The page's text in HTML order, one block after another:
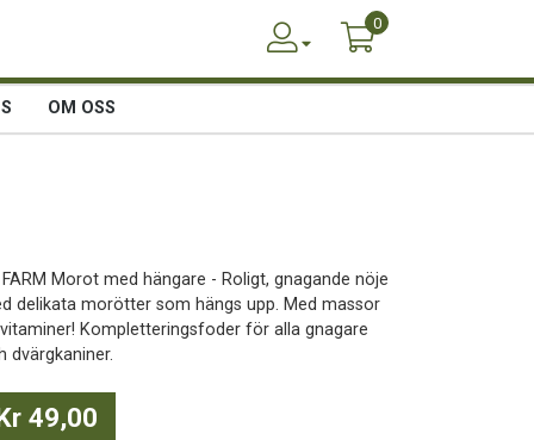
0
OM OSS
Morot med hängare - Roligt, gnagande nöje
delikata morötter som hängs upp. Med massor
Kompletteringsfoder för alla gnagare
dvärgkaniner.
49,00